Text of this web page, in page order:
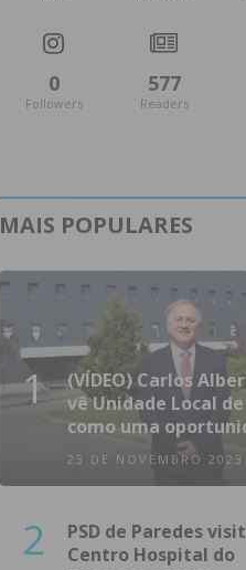
0
Followers
577
Readers
MAIS POPULARES
1
(VÍDEO) Carlos
vê Unidade Local
como uma
23 DE NOVEMBRO 2023
2
PSD de Paredes
Centro Hospital do